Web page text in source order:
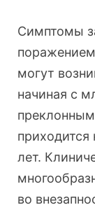
Симптомы
могут
начиная с
лет.
во